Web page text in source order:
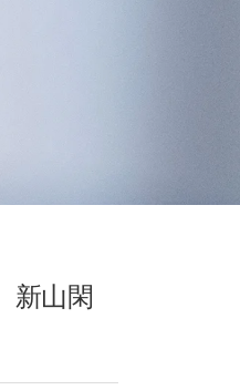
新山閑